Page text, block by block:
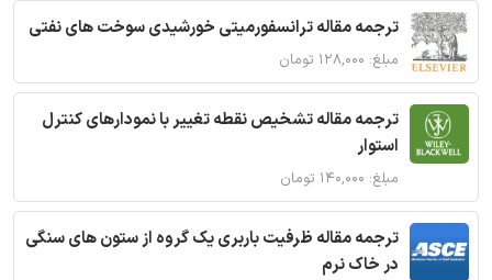
ترجمه مقاله ترانسفورمیتی خورشیدی سوخت های نفتی
مبلغ: ۱۲۸,۰۰۰ تومان
ترجمه مقاله تشخیص نقطه تغییر با نمودارهای کنترل
استوار
مبلغ: ۱۴۰,۰۰۰ تومان
ترجمه مقاله ظرفیت باربری یک گروه از ستون های سنگی
در خاک نرم